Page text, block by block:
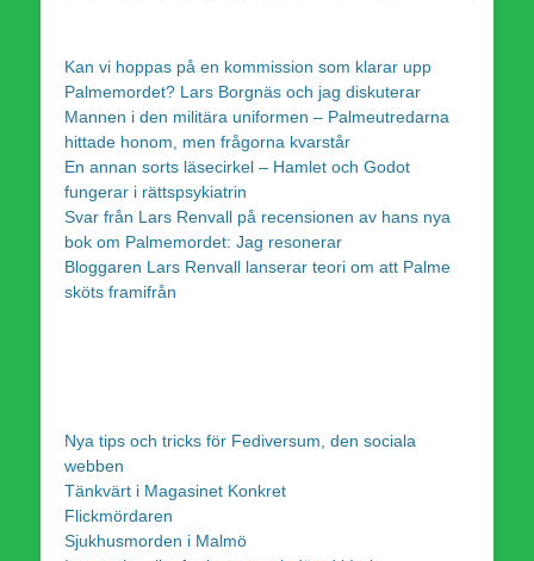
Kan vi hoppas på en kommission som klarar upp
Palmemordet? Lars Borgnäs och jag diskuterar
Mannen i den militära uniformen – Palmeutredarna
hittade honom, men frågorna kvarstår
En annan sorts läsecirkel – Hamlet och Godot
fungerar i rättspsykiatrin
Svar från Lars Renvall på recensionen av hans nya
bok om Palmemordet: Jag resonerar
Bloggaren Lars Renvall lanserar teori om att Palme
sköts framifrån
Nya tips och tricks för Fediversum, den sociala
webben
Tänkvärt i Magasinet Konkret
Flickmördaren
Sjukhusmorden i Malmö